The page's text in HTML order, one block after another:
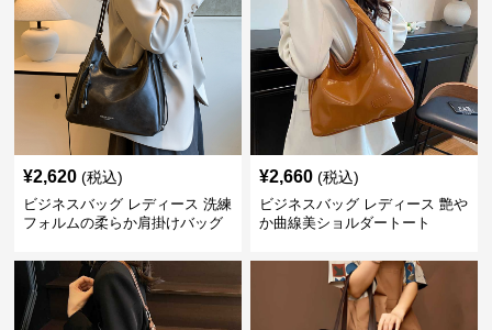
¥2,620 (税込)
ビジネスバッグ レディース 洗練
フォルムの柔らか肩掛けバッグ
¥2,660 (税込)
ビジネスバッグ レディース 艶や
か曲線美ショルダートート